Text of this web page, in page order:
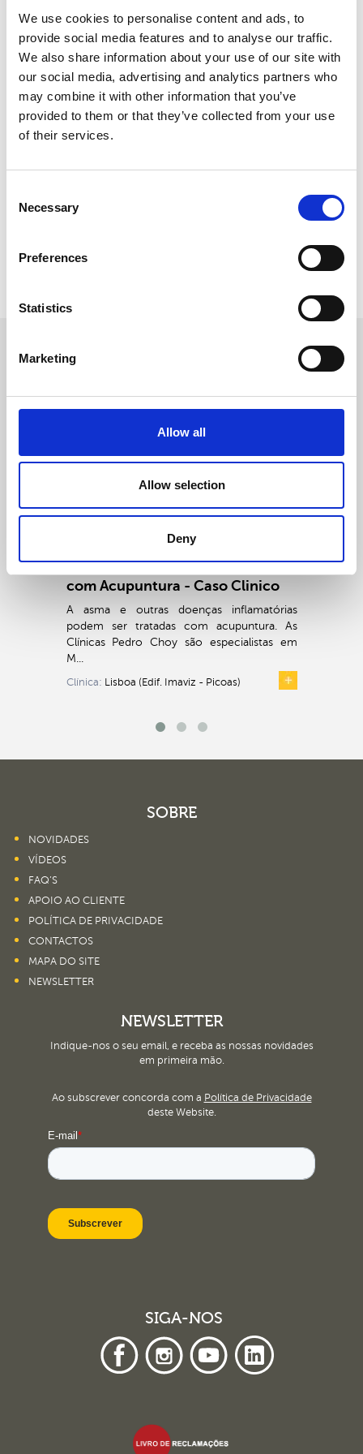
We use cookies to personalise content and ads, to
provide social media features and to analyse our traffic.
We also share information about your use of our site with
our social media, advertising and analytics partners who
may combine it with other information that you’ve
provided to them or that they’ve collected from your use
of their services.
Selection
Necessary
Preferences
Statistics
Marketing
Allow all
Allow selection
Deny
Chegado o 7º tratamento a paciente refere sentir-se
“leve e, o melhor de tudo, sem as terríveis enxaquecas.
Não podia estar mais satisfeita e aliviada. Sobretudo
aliviada’’.
Completados 14 tratamentos, a paciente encontra-se
totalmente assintomática. Desta forma, o plano de
tratamentos foi reformulado para tratamentos de
acupunctura quinzenais de maneira manter o equilíbrio
Artigos Relacionados:
com Acupuntura - Caso Clinico
A asma e outras doenças inflamatórias
podem ser tratadas com acupuntura. As
Clínicas Pedro Choy são especialistas em
M...
Clínica: Lisboa (Edif. Imaviz - Picoas)
SOBRE
NOVIDADES
VÍDEOS
FAQ’S
APOIO AO CLIENTE
POLÍTICA DE PRIVACIDADE
CONTACTOS
MAPA DO SITE
NEWSLETTER
NEWSLETTER
Indique-nos o seu email, e receba as nossas novidades
em primeira mão.
Ao subscrever concorda com a Política de Privacidade
deste Website.
SIGA-NOS